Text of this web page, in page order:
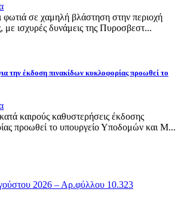
φωτιά σε χαμηλή βλάστηση στην περιοχή
με ισχυρές δυνάμεις της Πυροσβεστ...
την έκδοση πινακίδων κυκλοφορίας προωθεί το
καιρούς καθυστερήσεις έκδοσης
προωθεί το υπουργείο Υποδομών και Μ...
2026 – Αρ.φύλλου 10.323